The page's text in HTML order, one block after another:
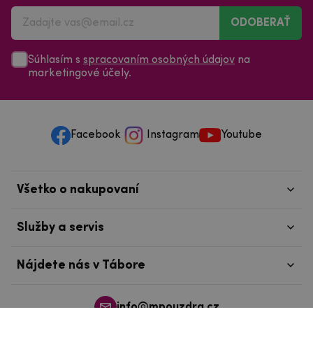
ODOBERAŤ
Súhlasím s spracovaním osobných údajov na
marketingové účely.
Facebook Instagram Youtube
info@mpouzdra.cz
Všetko o nakupovaní
Služby a servis
Nájdete nás v Tábore